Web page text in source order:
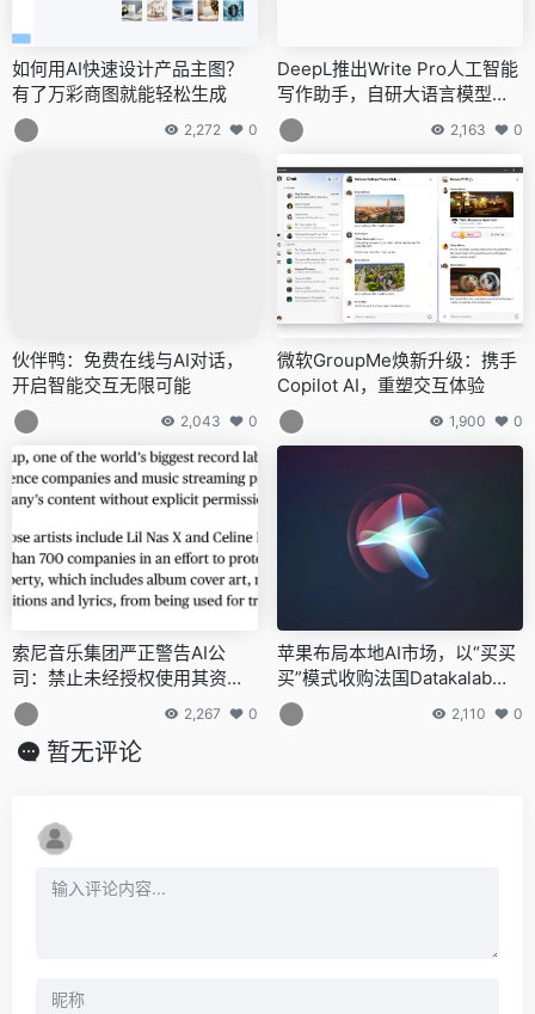
如何用AI快速设计产品主图？
有了万彩商图就能轻松生成
2,272 0
DeepL推出Write Pro人工智能
写作助手，自研大语言模型引
领创作新风尚
2,163 0
伙伴鸭：免费在线与AI对话，
开启智能交互无限可能
2,043 0
微软GroupMe焕新升级：携手
Copilot AI，重塑交互体验
1,900 0
索尼音乐集团严正警告AI公
司：禁止未经授权使用其资产
进行模型训练
2,267 0
苹果布局本地AI市场，以“买买
买”模式收购法国Datakalab公
司
2,110 0
暂无评论